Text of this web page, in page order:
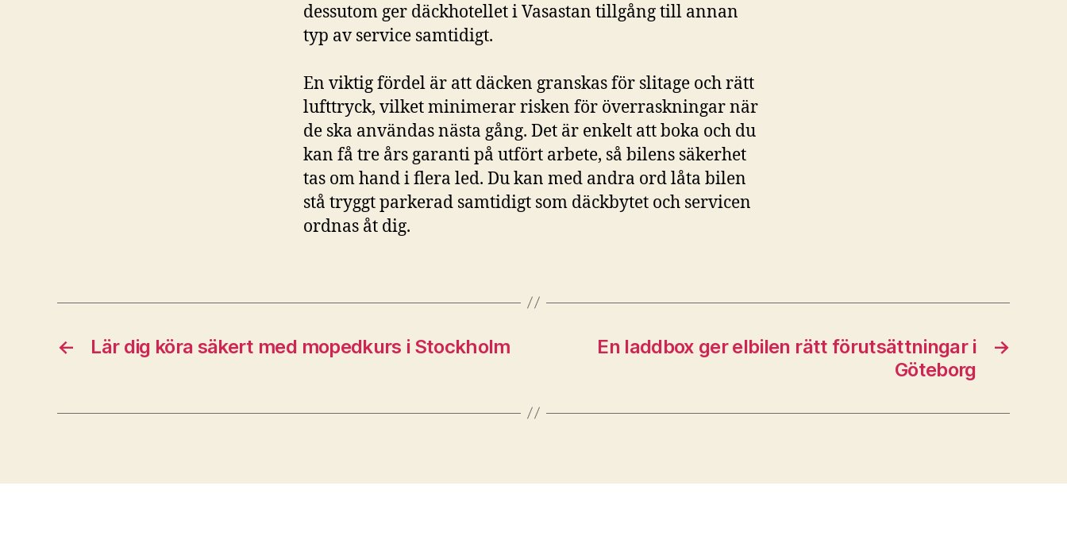
dessutom ger däckhotellet i Vasastan tillgång till annan
typ av service samtidigt.
En viktig fördel är att däcken granskas för slitage och rätt
lufttryck, vilket minimerar risken för överraskningar när
de ska användas nästa gång. Det är enkelt att boka och du
kan få tre års garanti på utfört arbete, så bilens säkerhet
tas om hand i flera led. Du kan med andra ord låta bilen
stå tryggt parkerad samtidigt som däckbytet och servicen
ordnas åt dig.
← Lär dig köra säkert med mopedkurs i Stockholm →
En laddbox ger elbilen rätt förutsättningar i
Göteborg